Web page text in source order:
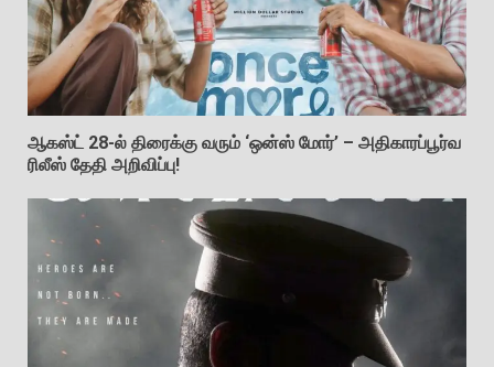
ஆகஸ்ட் 28-ல் திரைக்கு வரும் ‘ஒன்ஸ் மோர்’ – அதிகாரப்பூர்வ
ரிலீஸ் தேதி அறிவிப்பு!